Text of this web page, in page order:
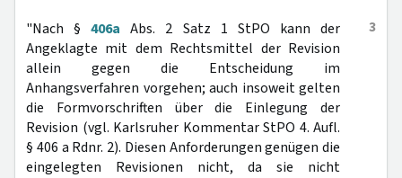
3
"Nach §406a Abs. 2 Satz 1 StPO kann der
Angeklagte mit dem Rechtsmittel der Revision
allein gegen die Entscheidung im
Anhangsverfahren vorgehen; auch insoweit gelten
die Formvorschriften über die Einlegung der
Revision (vgl. Karlsruher Kommentar StPO 4. Aufl.
§ 406 a Rdnr. 2). Diesen Anforderungen genügen die
eingelegten Revisionen nicht, da sie nicht